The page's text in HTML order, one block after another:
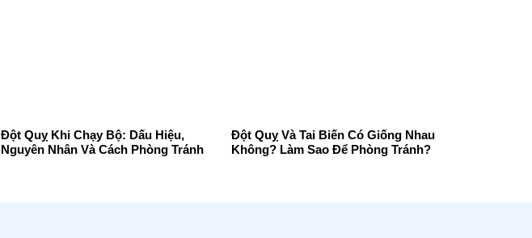
Đột Quỵ Khi Chạy Bộ: Dấu Hiệu,
Nguyên Nhân Và Cách Phòng Tránh
Đột Quỵ Và Tai Biến Có Giống Nhau
Không? Làm Sao Để Phòng Tránh?